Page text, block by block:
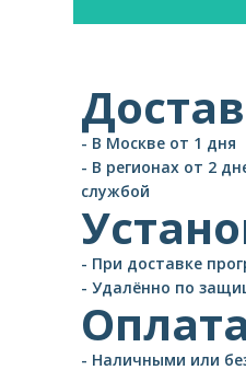
- В Москве от 1 дня
- В регионах от 2
службой
- При доставке
- Удалённо по
- Наличными или